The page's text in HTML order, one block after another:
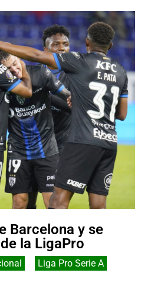
Barcelona y se
la LigaPro
Liga Pro Serie A